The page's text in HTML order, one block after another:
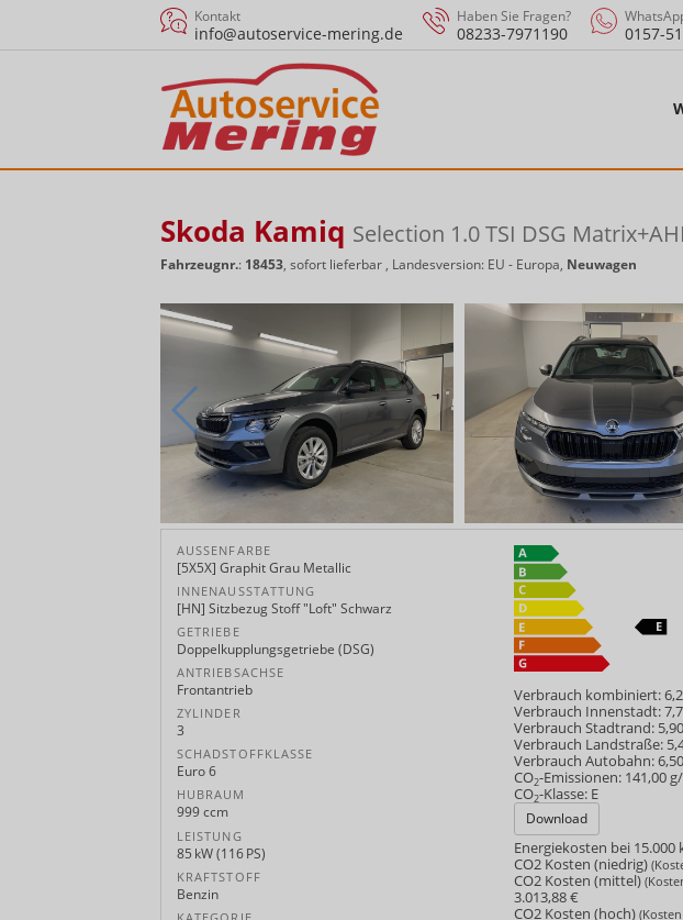
Kontakt
info@autoservice-mering.de
Haben Sie Fragen?
08233-7971190 0157-
Skoda Kamiq Selection 1.0 TSI DSG
Fahrzeugnr.: 18453, sofort lieferbar , Landesversion: EU - Europa, Neuwagen
AUSSENFARBE
[5X5X] Graphit Grau Metallic
INNENAUSSTATTUNG
[HN] Sitzbezug Stoff "Loft" Schwarz
GETRIEBE
Doppelkupplungsgetriebe (DSG)
ANTRIEBSACHSE
Frontantrieb
ZYLINDER
3
SCHADSTOFFKLASSE
Euro 6
HUBRAUM
999 ccm
LEISTUNG
85 kW (116 PS)
KRAFTSTOFF
Benzin
Verbrauch kombiniert:
Verbrauch Innenstadt:
Verbrauch Stadtrand:
Verbrauch Landstraße:
Verbrauch Autobahn:
CO2-Emissionen: 141,00
CO2-Klasse: E
Download
Energiekosten bei 15.000
CO2 Kosten (niedrig)
CO2 Kosten (mittel)
3.013,88 €
CO2 Kosten (hoch)